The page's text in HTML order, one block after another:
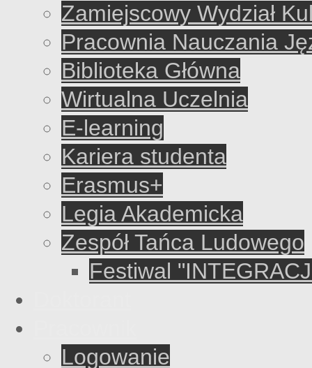
Zamiejscowy Wydział
Pracownia Nauczania
Biblioteka Główna
Wirtualna Uczelnia
E-learning
Kariera studenta
Erasmus+
Legia Akademicka
Zespół Tańca Ludowego
Festiwal
Logowanie